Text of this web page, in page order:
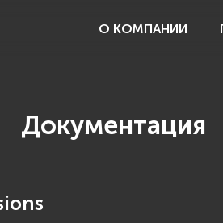
О КОМПАНИИ
Документация